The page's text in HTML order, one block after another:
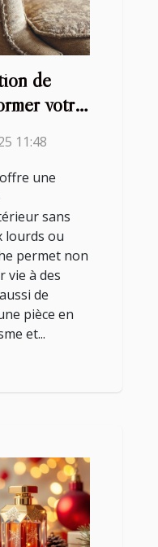
de
votre
11:48
une
sans
lourds ou
permet non
vie à des
de
pièce en
et...